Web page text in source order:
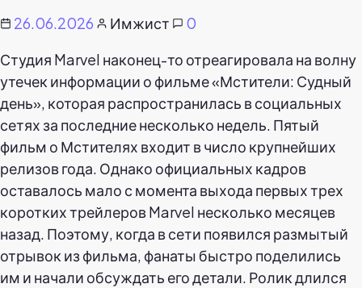
26.06.2026 Имжист
0
Студия Marvel наконец-то отреагировала на волну
утечек информации о фильме «Мстители: Судный
день», которая распространилась в социальных
сетях за последние несколько недель. Пятый
фильм о Мстителях входит в число крупнейших
релизов года. Однако официальных кадров
оставалось мало с момента выхода первых трех
коротких трейлеров Marvel несколько месяцев
назад. Поэтому, когда в сети появился размытый
отрывок из фильма, фанаты быстро поделились
им и начали обсуждать его детали. Ролик длился